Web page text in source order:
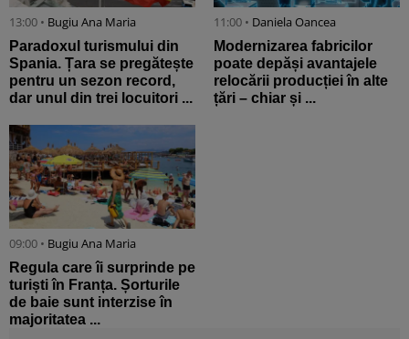
13:00 • Bugiu ⁠Ana Maria
Paradoxul turismului din
Spania. Țara se pregătește
pentru un sezon record,
dar unul din trei locuitori ...
11:00 • Daniela Oancea
Modernizarea fabricilor
poate depăși avantajele
relocării producției în alte
țări – chiar și ...
09:00 • Bugiu ⁠Ana Maria
Regula care îi surprinde pe
turiști în Franța. Șorturile
de baie sunt interzise în
majoritatea ...